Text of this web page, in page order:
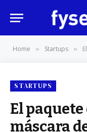
Home » Startups » El
STARTUPS
El paquete
máscara